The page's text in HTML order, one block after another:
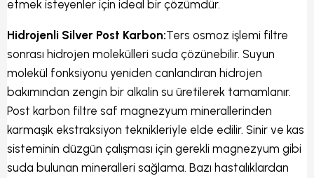
etmek isteyenler için ideal bir çözümdür.
Hidrojenli Silver Post Karbon:Ters osmoz işlemi filtre
sonrası hidrojen molekülleri suda çözünebilir. Suyun
molekül fonksiyonu yeniden canlandıran hidrojen
bakımından zengin bir alkalin su üretilerek tamamlanır.
Post karbon filtre saf magnezyum minerallerinden
karmaşık ekstraksiyon teknikleriyle elde edilir. Sinir ve kas
sisteminin düzgün çalışması için gerekli magnezyum gibi
suda bulunan mineralleri sağlama. Bazı hastalıklardan